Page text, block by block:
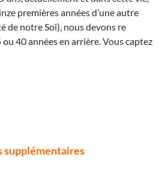
premières années d’une autre
de notre Soi), nous devons re
40 années en arrière. Vous captez
supplémentaires